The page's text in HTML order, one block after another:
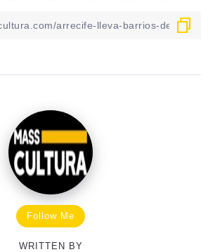
Follow Me
WRITTEN BY